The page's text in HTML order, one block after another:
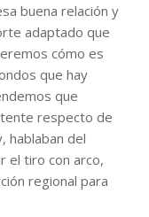
buena relación y
adaptado que
cómo es
que hay
que
respecto de
hablaban del
el tiro con arco,
regional para